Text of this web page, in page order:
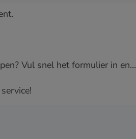
Vul snel het formulier in en…